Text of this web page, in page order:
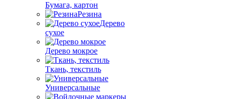
Бумага, картон
Резина
Дерево
сухое
Дерево мокрое
Ткань, текстиль
Универсальные